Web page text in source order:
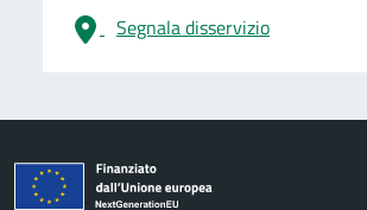
Segnala disservizio
logo Unione Europea